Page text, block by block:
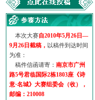
本次大赛自2010年5月26日—
9月26日截稿， 以稿件到达时间
为准：
稿件信函请寄： 南京市广州
路5号君临国际2栋1803座《诗
意·名城》大赛组委会（收），
邮编：210008